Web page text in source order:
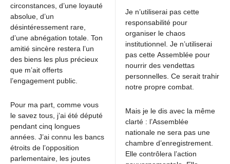
circonstances, d’une loyauté
absolue, d’un
désintéressement rare,
d’une abnégation totale. Ton
amitié sincère restera l’un
des biens les plus précieux
que m’ait offerts
l’engagement public.
Pour ma part, comme vous
le savez tous, j’ai été député
pendant cinq longues
années. J’ai connu les bancs
étroits de l’opposition
parlementaire, les joutes
Je n’utiliserai pas cette
responsabilité pour
organiser le chaos
institutionnel. Je n’utiliserai
pas cette Assemblée pour
nourrir des vendettas
personnelles. Ce serait trahir
notre propre combat.
Mais je le dis avec la même
clarté : l’Assemblée
nationale ne sera pas une
chambre d’enregistrement.
Elle contrôlera l’action